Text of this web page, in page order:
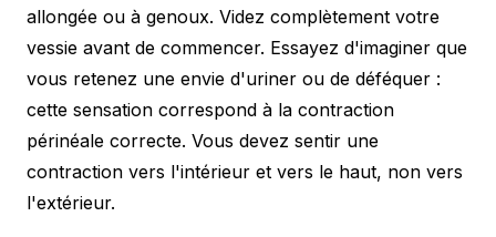
allongée ou à genoux. Videz complètement votre
vessie avant de commencer. Essayez d'imaginer que
vous retenez une envie d'uriner ou de déféquer :
cette sensation correspond à la contraction
périnéale correcte. Vous devez sentir une
contraction vers l'intérieur et vers le haut, non vers
l'extérieur.